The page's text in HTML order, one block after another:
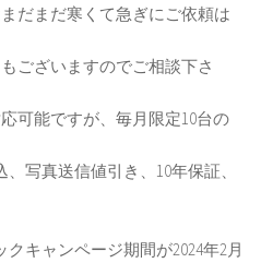
だまだ寒くて急ぎにご依頼は
ございますのでご相談下さ
可能ですが、毎月限定10台の
写真送信値引き、10年保証、
キャンページ期間が2024年2月